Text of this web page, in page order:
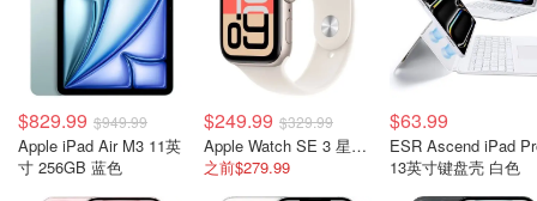
$829.99 $949.99
Apple iPad Air M3 11英
寸 256GB 蓝色
$249.99 $329.99
Apple Watch SE 3 星光铝壳 40mm
之前$279.99
$63.99
ESR Ascend iPad
13英寸键盘壳 白色